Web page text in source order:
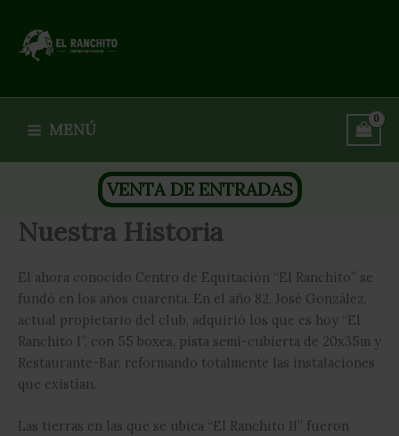
contenido
MENÚ
VENTA DE ENTRADAS
Nuestra Historia
El ahora conocido Centro de Equitación “El Ranchito” se
fundó en los años cuarenta. En el año 82, José González,
actual propietario del club, adquirió los que es hoy “El
Ranchito I”, con 55 boxes, pista semi-cubierta de 20x35m y
Restaurante-Bar, reformando totalmente las instalaciones
que existían.
Las tierras en las que se ubica “El Ranchito II” fueron